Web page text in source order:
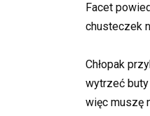
Facet
chusteczek
Chłopak
wytrzeć buty
więc muszę